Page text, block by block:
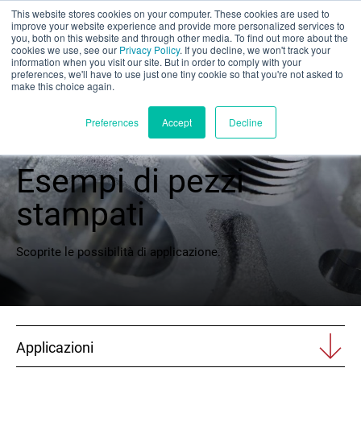
This website stores cookies on your computer. These cookies are used to
improve your website experience and provide more personalized services to
you, both on this website and through other media. To find out more about the
cookies we use, see our Privacy Policy. If you decline, we won't track your
information when you visit our site. But in order to comply with your
preferences, we'll have to use just one tiny cookie so that you're not asked to
make this choice again.
Preferences Accept Decline
Valutazione parziale
Prodotti
Applicazioni
Risorse
Esempi di pezzi
stampati
Scoprite le possibilità di applicazione.
Applicazioni